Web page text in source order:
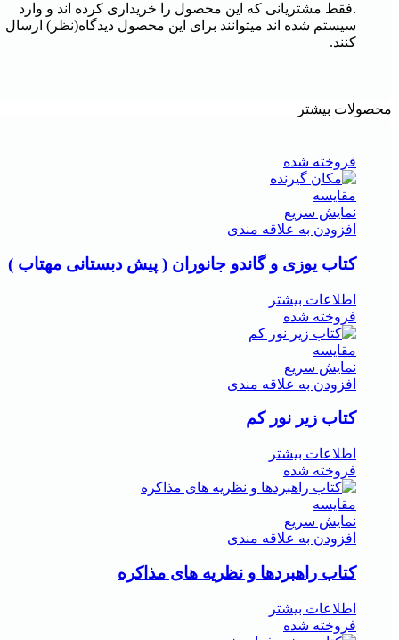
.فقط مشتریانی که این محصول را خریداری کرده اند و وارد
سیستم شده اند میتوانند برای این محصول دیدگاه(نظر) ارسال
کنند.
محصولات بیشتر
فروخته شده
مقايسه
نمایش سریع
افزودن به علاقه مندی
کتاب یوزی و گاندو جانوران ( پیش دبستانی مهتاب )
اطلاعات بیشتر
فروخته شده
مقايسه
نمایش سریع
افزودن به علاقه مندی
کتاب زیر نور کم
اطلاعات بیشتر
فروخته شده
مقايسه
نمایش سریع
افزودن به علاقه مندی
کتاب راهبردها و نظریه های مذاکره
اطلاعات بیشتر
فروخته شده